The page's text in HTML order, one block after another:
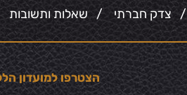
צדק חברתי /שאלות ותשובות
הצטרפו למועדון